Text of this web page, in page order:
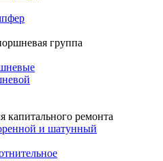
группа
капитального ремонта
и шатунный